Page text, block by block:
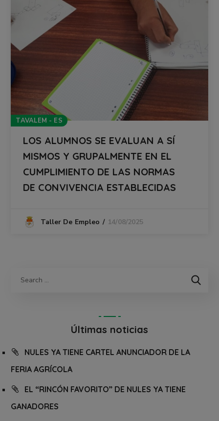
TAVALEM - ES
LOS ALUMNOS SE EVALUAN A SÍ
MISMOS Y GRUPALMENTE EN EL
CUMPLIMIENTO DE LAS NORMAS
DE CONVIVENCIA ESTABLECIDAS
Taller De Empleo 14/08/2025
Últimas noticias
NULES YA TIENE CARTEL ANUNCIADOR DE LA
FERIA AGRÍCOLA
EL “RINCÓN FAVORITO” DE NULES YA TIENE
GANADORES